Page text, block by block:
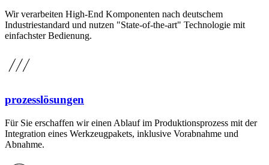
Wir verarbeiten High-End Komponenten nach deutschem
Industriestandard und nutzen "State-of-the-art" Technologie mit
einfachster Bedienung.
prozesslösungen
Für Sie erschaffen wir einen Ablauf im Produktionsprozess mit der
Integration eines Werkzeugpakets, inklusive Vorabnahme und
Abnahme.